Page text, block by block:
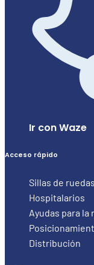
Ir con Waze
Acceso rápido
Sillas de ruedas
Hospitalarios
Ayudas para la
Distribución